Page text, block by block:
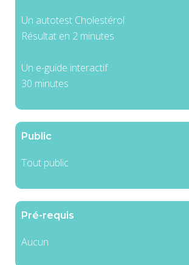
Un autotest Cholestérol
Résultat en 2 minutes
Un e-guide interactif
30 minutes
Public
Tout public
Pré-requis
Aucun